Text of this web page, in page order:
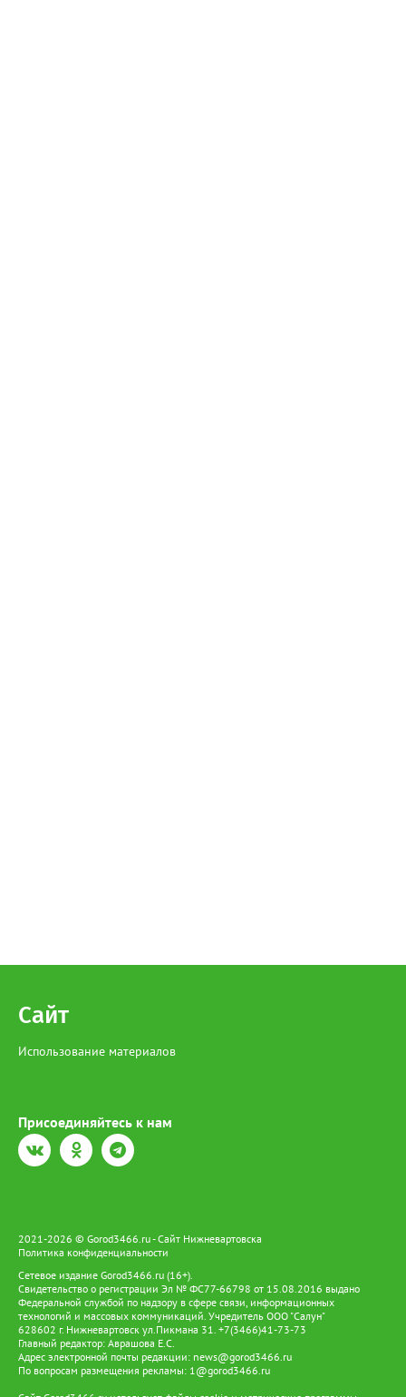
Сайт
Использование материалов
Присоединяйтесь к нам
2021-2026 © Gorod3466.ru - Сайт Нижневартовска
Политика конфиденциальности
Сетевое издание Gorod3466.ru (16+).
Свидетельство о регистрации Эл № ФС77-66798 от 15.08.2016 выдано
Федеральной службой по надзору в сфере связи, информационных
технологий и массовых коммуникаций. Учредитель ООО "Салун"
628602 г. Нижневартовск ул.Пикмана 31. +7(3466)41-73-73
Главный редактор: Аврашова Е.С.
Адрес электронной почты редакции: news@gorod3466.ru
По вопросам размещения рекламы: 1@gorod3466.ru